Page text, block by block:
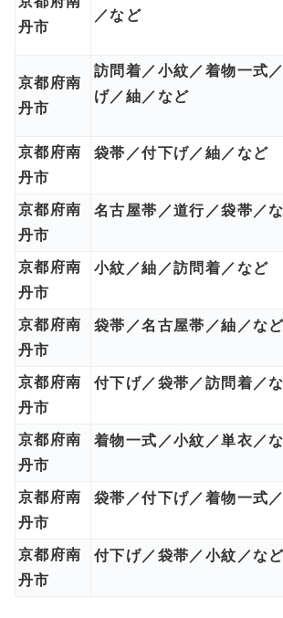
丹市
／など
京都府南
丹市
訪問着／小紋／着物一式
げ／紬／など
京都府南
丹市
袋帯／付下げ／紬／など
京都府南
丹市
名古屋帯／道行／袋帯／
京都府南
丹市
小紋／紬／訪問着／など
京都府南
丹市
袋帯／名古屋帯／紬／など
京都府南
丹市
付下げ／袋帯／訪問着／
京都府南
丹市
着物一式／小紋／単衣／
京都府南
丹市
袋帯／付下げ／着物一式
京都府南
丹市
付下げ／袋帯／小紋／など